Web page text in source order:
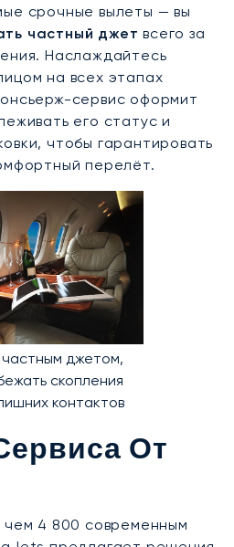
срочные вылеты — вы
частный джет всего за
Наслаждайтесь
на всех этапах
сервис оформит
его статус и
чтобы гарантировать
перелёт.
джетом,
скопления
контактов
От
4 800 современным